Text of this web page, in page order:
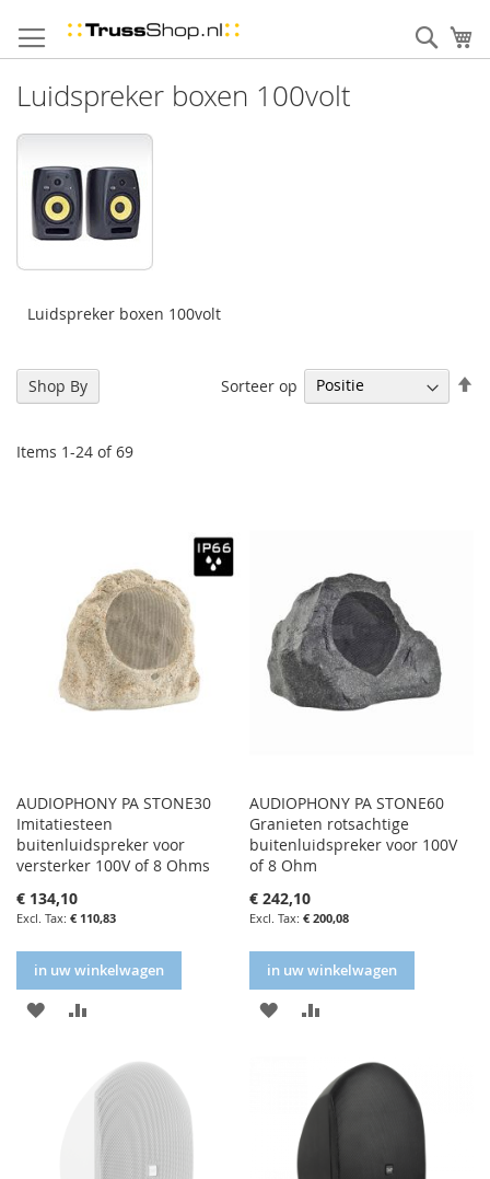
to
Content
Luidspreker boxen 100volt
Luidspreker boxen 100volt
Items 1-24 of69
Sorteer op
AUDIOPHONY PA STONE30
Imitatiesteen
buitenluidspreker voor
versterker 100V of 8 Ohms
€ 134,10
€ 110,83
in uw winkelwagen
IN
AUDIOPHONY PA STONE60
Granieten rotsachtige
buitenluidspreker voor 100V
of 8 Ohm
€ 242,10
€ 200,08
in uw winkelwagen
IN
Shop By